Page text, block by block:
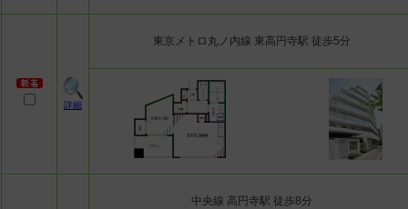
詳細
東京メトロ丸ノ内線 東高円寺駅 徒歩5分
中央線 高円寺駅 徒歩8分